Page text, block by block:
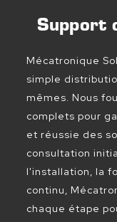
Support
Mécatronique
simple
mêmes. Nous
complets pour
et réussie des
consultation
l'installation, la
continu,
chaque étape